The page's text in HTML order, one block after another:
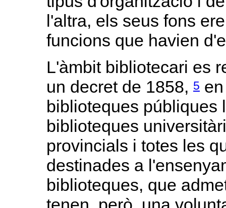
l'altra, els seus fons
funcions que havien
L'àmbit bibliotecari es
un decret de 1858, 5
biblioteques públiques
biblioteques
provincials i totes les
destinades a
biblioteques, que